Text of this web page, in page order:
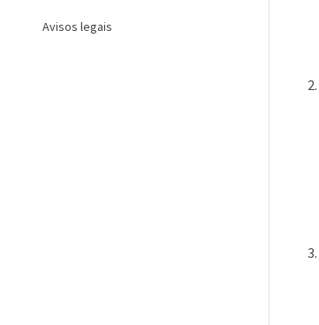
Avisos legais